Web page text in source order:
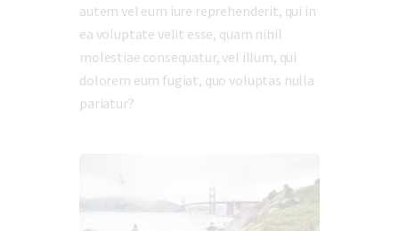
autem vel eum iure reprehenderit, qui in
ea voluptate velit esse, quam nihil
molestiae consequatur, vel illum, qui
dolorem eum fugiat, quo voluptas nulla
pariatur?